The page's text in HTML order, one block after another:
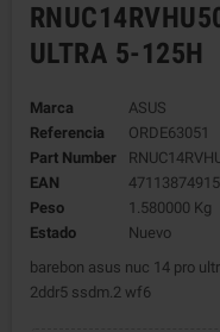
ULTRA 5-125H
Marca
ASUS
Referencia
ORDE63051
Part Number
EAN
Peso
1.580000 Kg
Estado
Nuevo
barebon asus nuc 14 pro
2ddr5 ssdm.2 wf6